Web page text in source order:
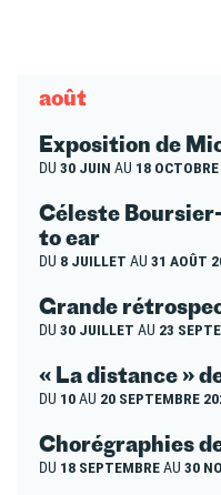
août
Exposition de
DU 30 JUIN AU 18
Céleste
to ear
DU 8 JUILLET AU 31 AOÛT
Grande
DU 30 JUILLET AU 23
« La distance »
DU 10AU 20 SEPTEMBRE
Chorégraphies
DU 18 SEPTEMBREAU 30